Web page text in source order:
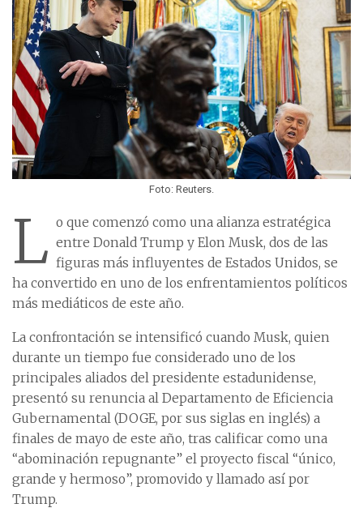
Foto: Reuters.
L o que comenzó como una alianza estratégica
entre Donald Trump y Elon Musk, dos de las
figuras más influyentes de Estados Unidos, se
ha convertido en uno de los enfrentamientos políticos
más mediáticos de este año.
La confrontación se intensificó cuando Musk, quien
durante un tiempo fue considerado uno de los
principales aliados del presidente estadunidense,
presentó su renuncia al Departamento de Eficiencia
Gubernamental (DOGE, por sus siglas en inglés) a
finales de mayo de este año, tras calificar como una
“abominación repugnante” el proyecto fiscal “único,
grande y hermoso”, promovido y llamado así por
Trump.